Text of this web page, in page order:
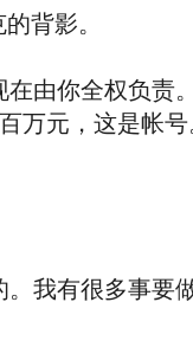
背影。
由你全权负责
万元，这是帐
我有很多事要